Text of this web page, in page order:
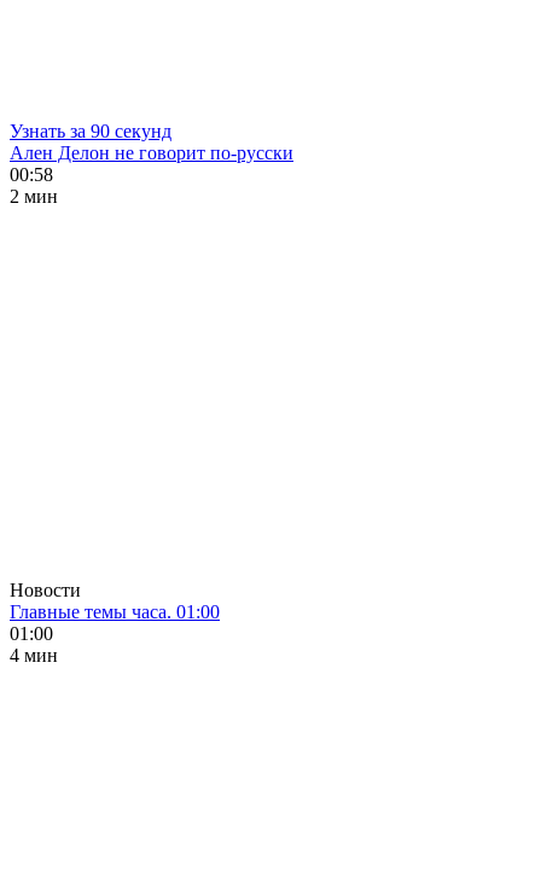
Узнать за 90 секунд
Ален Делон не говорит по-русски
00:58
2 мин
Новости
Главные темы часа. 01:00
01:00
4 мин